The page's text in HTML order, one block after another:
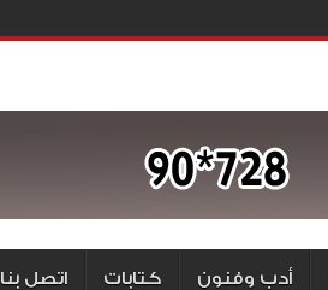
أدب وفنون كتابات اتصل بنا